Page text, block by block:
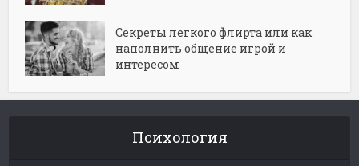
Секреты легкого флирта или как
наполнить общение игрой и
интересом
Психология